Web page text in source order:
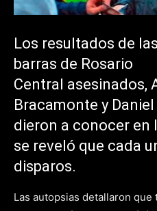
Los resultados de
barras de Rosario
Central asesinados,
Bracamonte y Daniel
dieron a conocer en
se reveló que cada
disparos.
Las autopsias detallaron que